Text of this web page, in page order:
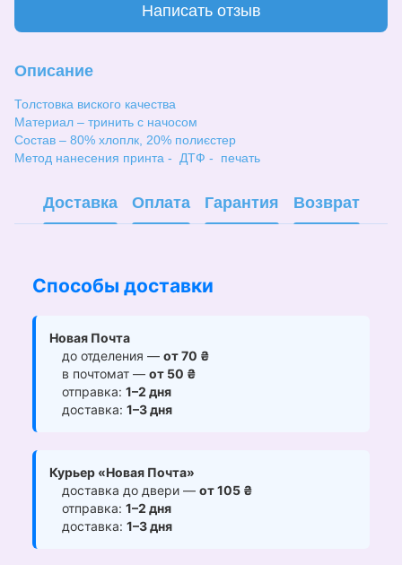
Написать отзыв
Описание
Толстовка виского качества
Материал – тринить с начосом
Состав – 80% хлоплк, 20% полиєстер
Метод нанесения принта - ДТФ - печать
Доставка Оплата Гарантия Возврат
Способы доставки
Новая Почта
до отделения — от 70 ₴
в почтомат — от 50 ₴
отправка: 1–2 дня
доставка: 1–3 дня
Курьер «Новая Почта»
доставка до двери — от 105 ₴
отправка: 1–2 дня
доставка: 1–3 дня